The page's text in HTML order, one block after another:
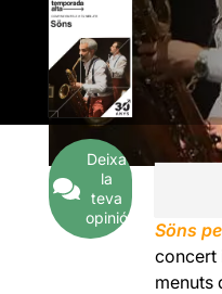
Deixa
la
teva
opinió
Söns
concert
menuts